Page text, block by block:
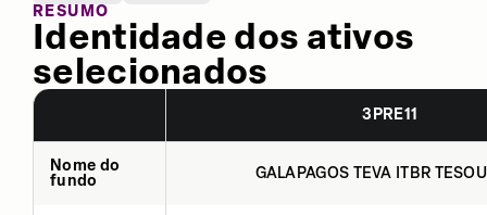
RESUMO
Identidade dos ativos
selecionados
3PRE11
Nome do
fundo
GALAPAGOS TEVA ITBR